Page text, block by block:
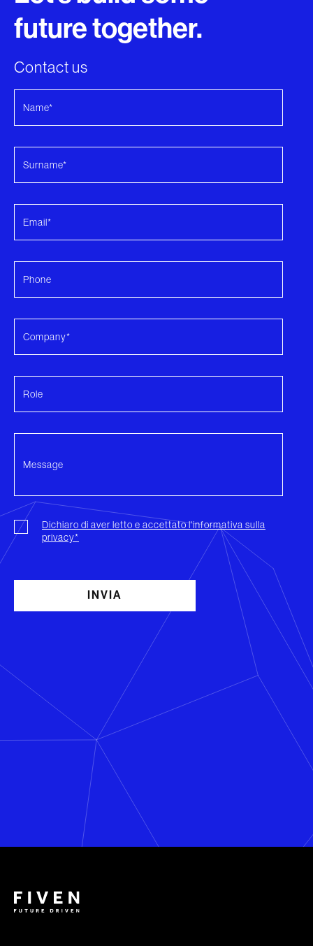
future together.
Contact us
Dichiaro di aver letto e accettato l'informativa sulla
privacy*